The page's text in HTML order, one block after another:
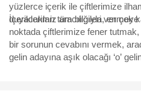
yüzlerce içerik ile çiftlerimize
duyacakları tüm bilgileri vermeye
İçeriklerimiz aracılığıyla, en çok
noktada çiftlerimize fener
bir sorunun cevabını vermek,
gelin adayına aşık olacağı ‘o’